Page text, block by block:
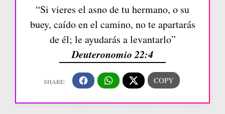
“Si vieres el asno de tu hermano, o su
buey, caído en el camino, no te apartarás
de él; le ayudarás a levantarlo”
Deuteronomio 22:4